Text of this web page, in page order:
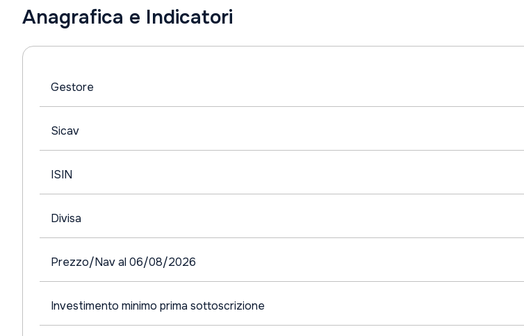
Anagrafica e Indicatori
Gestore
Sicav
ISIN
Divisa
Prezzo/Nav al 06/08/2026
Investimento minimo prima sottoscrizione